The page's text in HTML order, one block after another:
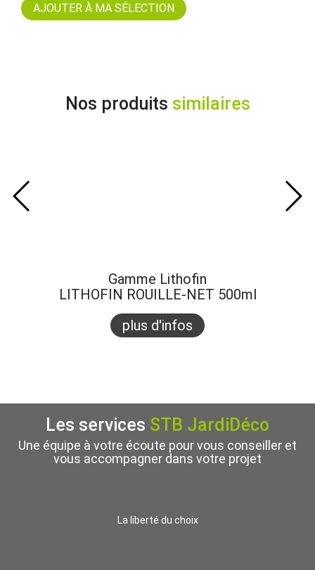
Nos produits similaires
Gamme Lithofin
LITHOFIN ROUILLE-NET 500ml
plus d'infos
Les services STB JardiDéco
Une équipe à votre écoute pour vous conseiller et
vous accompagner dans votre projet
La liberté du choix